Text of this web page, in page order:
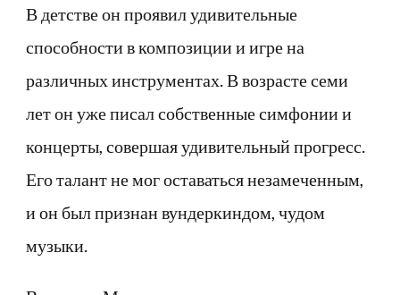
В детстве он проявил удивительные
способности в композиции и игре на
различных инструментах. В возрасте семи
лет он уже писал собственные симфонии и
концерты, совершая удивительный прогресс.
Его талант не мог оставаться незамеченным,
и он был признан вундеркиндом, чудом
музыки.